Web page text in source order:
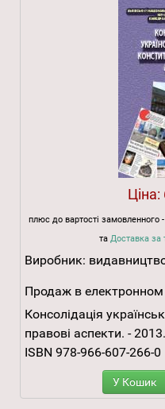
Ціна:
плюс до вартості замовленного
та Доставка за
Виробник:
Продаж в електронном
Консолідація
правові аспекти. -
ISBN 978-966-607-266-0
У Кошик